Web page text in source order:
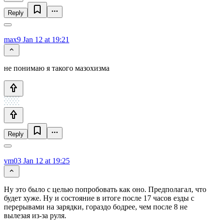
Reply
max9 Jan 12 at 19:21
не понимаю я такого мазохизма
Reply
vm03 Jan 12 at 19:25
Ну это было с целью попробовать как оно. Предполагал, что
будет хуже. Ну и состояние в итоге после 17 часов езды с
перерывами на зарядки, гораздо бодрее, чем после 8 не
вылезая из-за руля.